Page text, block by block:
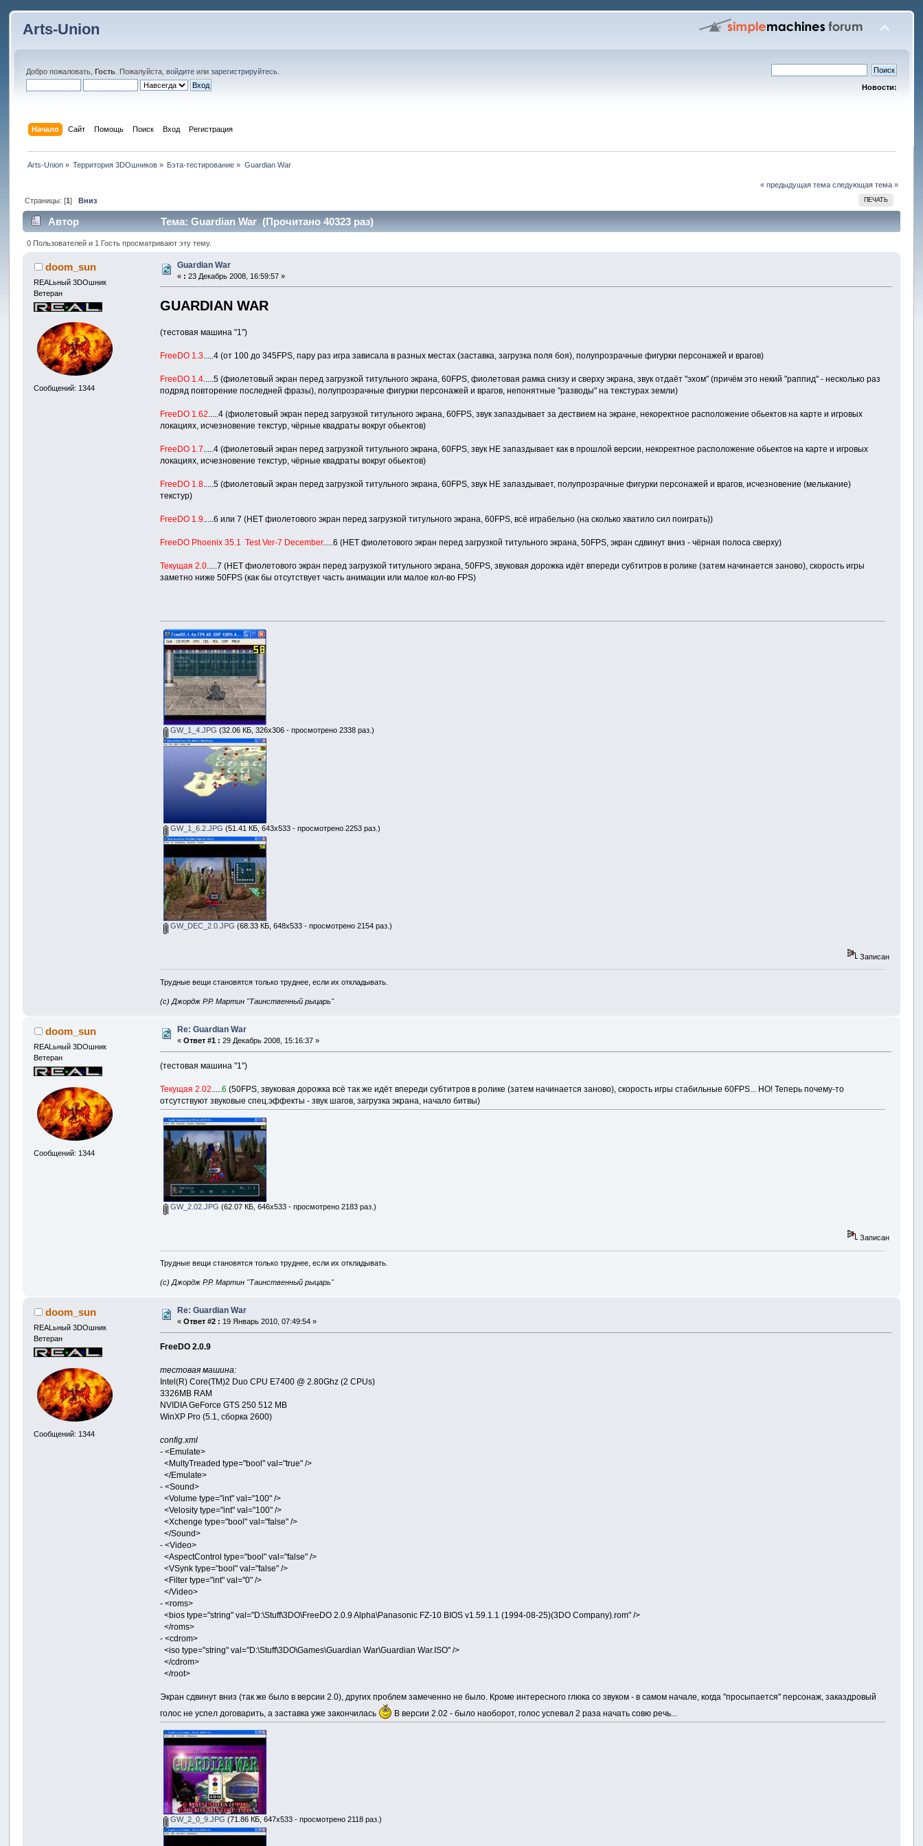
Arts-Union
Добро пожаловать,Гость . Пожалуйста,войдите илизарегистрируйтесь
Новости:
Начало Сайт Помощь Поиск Вход Регистрация
Arts-Union» Территория 3DOшников » Бэта-тестирование » Guardian War
« предыдущая тема следующая тема »
ПЕЧАТЬ
Страницы: [1] Вниз
Автор Тема: Guardian War (Прочитано 40323 раз)
0 Пользователей и 1 Гость просматривают эту тему.
doom_sun
REALьный 3DOшник
Ветеран
Сообщений: 1344
Guardian War
« : 23 Декабрь 2008, 16:59:57 »
GUARDIAN WAR
(тестовая машина "1")
FreeDO 1.3.....4 (от 100 до 345FPS, пару раз игра зависала в разных местах (заставка, загрузка поля боя), полупрозрачные фигурки персонажей и врагов)
FreeDO 1.4.....5 (фиолетовый экран перед загрузкой титульного экрана, 60FPS, фиолетовая рамка снизу и сверху экрана, звук отдаёт "эхом" (причём это некий "раппид" - несколько раз
подряд повторение последней фразы), полупрозрачные фигурки персонажей и врагов, непонятные "разводы" на текстурах земли)
FreeDO 1.62.....4 (фиолетовый экран перед загрузкой титульного экрана, 60FPS, звук запаздывает за дествием на экране, некоректное расположение обьектов на карте и игровых
локациях, исчезновение текстур, чёрные квадраты вокруг обьектов)
FreeDO 1.7.....4 (фиолетовый экран перед загрузкой титульного экрана, 60FPS, звук НЕ запаздывает как в прошлой версии, некоректное расположение обьектов на карте и игровых
локациях, исчезновение текстур, чёрные квадраты вокруг обьектов)
FreeDO 1.8.....5 (фиолетовый экран перед загрузкой титульного экрана, 60FPS, звук НЕ запаздывает, полупрозрачные фигурки персонажей и врагов, исчезновение (мелькание)
текстур)
FreeDO 1.9.....6 или 7 (НЕТ фиолетового экран перед загрузкой титульного экрана, 60FPS, всё играбельно (на сколько хватило сил поиграть))
FreeDO Phoenix 35.1 Test Ver-7 December.....6 (НЕТ фиолетового экран перед загрузкой титульного экрана, 50FPS, экран сдвинут вниз - чёрная полоса сверху)
Текущая 2.0.....7 (НЕТ фиолетового экран перед загрузкой титульного экрана, 50FPS, звуковая дорожка идёт впереди субтитров в ролике (затем начинается заново), скорость игры
заметно ниже 50FPS (как бы отсутствует часть анимации или малое кол-во FPS)
GW_1_4.JPG (32.06 КБ, 326x306 - просмотрено 2338 раз.)
GW_1_6.2.JPG (51.41 КБ, 643x533 - просмотрено 2253 раз.)
GW_DEC_2.0.JPG (68.33 КБ, 648x533 - просмотрено 2154 раз.)
Записан
Трудные вещи становятся только труднее, если их откладывать.
(с) Джордж Р.Р. Мартин "Таинственный рыцарь"
doom_sun
REALьный 3DOшник
Ветеран
Сообщений: 1344
Re: Guardian War
«Ответ #1 : 29 Декабрь 2008, 15:16:37 »
(тестовая машина "1")
Текущая 2.02.....6 (50FPS, звуковая дорожка всё так же идёт впереди субтитров в ролике (затем начинается заново), скорость игры стабильные 60FPS... НО! Теперь почему-то
отсутствуют звуковые спец.эффекты - звук шагов, загрузка экрана, начало битвы)
GW_2.02.JPG (62.07 КБ, 646x533 - просмотрено 2183 раз.)
Записан
Трудные вещи становятся только труднее, если их откладывать.
(с) Джордж Р.Р. Мартин "Таинственный рыцарь"
doom_sun
REALьный 3DOшник
Ветеран
Сообщений: 1344
Re: Guardian War
«Ответ #2 : 19 Январь 2010, 07:49:54 »
FreeDO 2.0.9
тестовая машина:
Intel(R) Core(TM)2 Duo CPU E7400 @ 2.80Ghz (2 CPUs)
3326MB RAM
NVIDIA GeForce GTS 250 512 MB
WinXP Pro (5.1, сборка 2600)
config.xml
- <Emulate>
<MultyTreaded type="bool" val="true" />
</Emulate>
- <Sound>
<Volume type="int" val="100" />
<Velosity type="int" val="100" />
<Xchenge type="bool" val="false" />
</Sound>
- <Video>
<AspectControl type="bool" val="false" />
<VSynk type="bool" val="false" />
<Filter type="int" val="0" />
</Video>
- <roms>
<bios type="string" val="D:\Stuff\3DO\FreeDO 2.0.9 Alpha\Panasonic FZ-10 BIOS v1.59.1.1 (1994-08-25)(3DO Company).rom" />
</roms>
- <cdrom>
<iso type="string" val="D:\Stuff\3DO\Games\Guardian War\Guardian War.ISO" />
</cdrom>
</root>
Экран сдвинут вниз (так же было в версии 2.0), других проблем замеченно не было. Кроме интересного глюка со звуком - в самом начале, когда "просыпается" персонаж, заказдровый
голос не успел договарить, а заставка уже закончилась
В версии 2.02 - было наоборот, голос успевал 2 раза начать совю речь...
GW_2_0_9.JPG (71.86 КБ, 647x533 - просмотрено 2118 раз.)